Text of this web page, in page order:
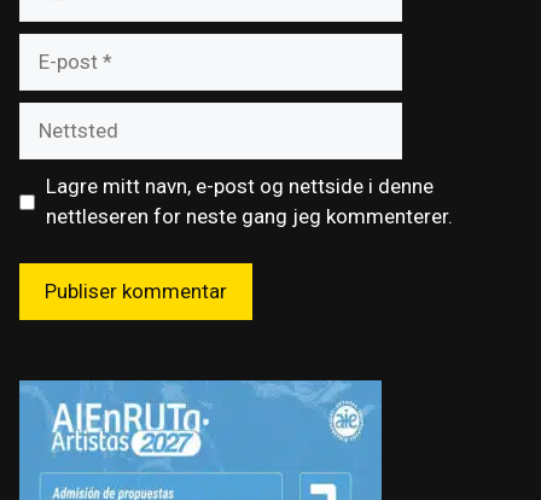
post
Lagre mitt navn, e-post og nettside i denne
nettleseren for neste gang jeg kommenterer.